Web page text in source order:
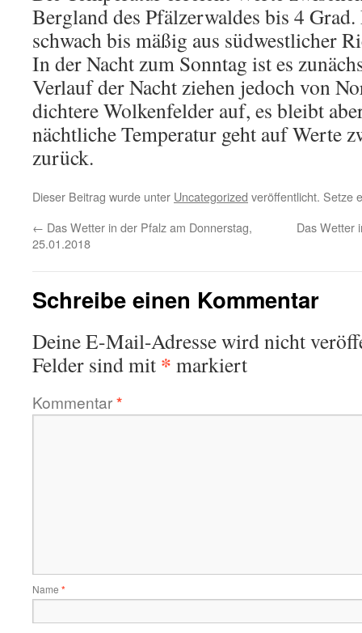
Bergland des Pfälzerwaldes bis 4
schwach bis mäßig aus südwestlicher
In der Nacht zum Sonntag ist es
Verlauf der Nacht ziehen jedoch von
dichtere Wolkenfelder auf, es bleibt
nächtliche Temperatur geht auf Werte
zurück.
Dieser Beitrag wurde unter Uncategorized veröffentlicht. Setze
← Das Wetter in der Pfalz am Donnerstag,
25.01.2018
Das Wetter
Schreibe einen Kommentar
Deine E-Mail-Adresse wird nicht
Felder sind mit * markiert
Kommentar*
Name *